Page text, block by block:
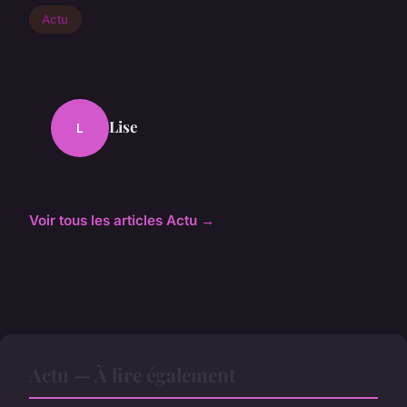
Actu
L Lise
Voir tous les articles Actu →